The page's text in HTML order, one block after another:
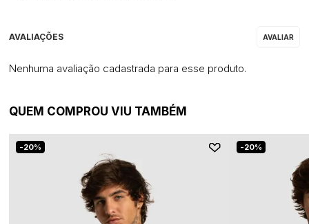
Nenhuma avaliação cadastrada para esse produto.
QUEM COMPROU VIU TAMBÉM
20% 20%